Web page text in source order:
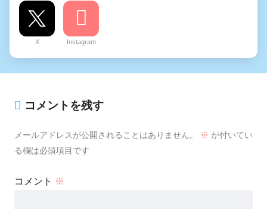
X Instagram
コメントを残す
メールアドレスが公開されることはありません。 ※ が付いてい
る欄は必須項目です
コメント ※